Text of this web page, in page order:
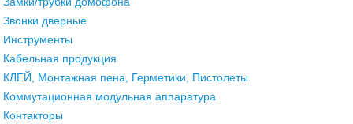
Звонки дверные
Инструменты
Кабельная продукция
КЛЕЙ, Монтажная пена, Герметики, Пистолеты
Коммутационная модульная аппаратура
Контакторы